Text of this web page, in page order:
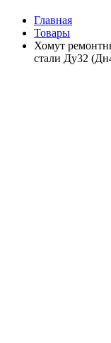
Главная
Товары
Хомут
стали Ду32